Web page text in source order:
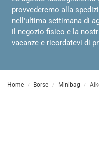
provvederemo alla
nell'ultima settimana di
il negozio fisico e la
vacanze e ricordatevi di
Home / Borse / Minibag /